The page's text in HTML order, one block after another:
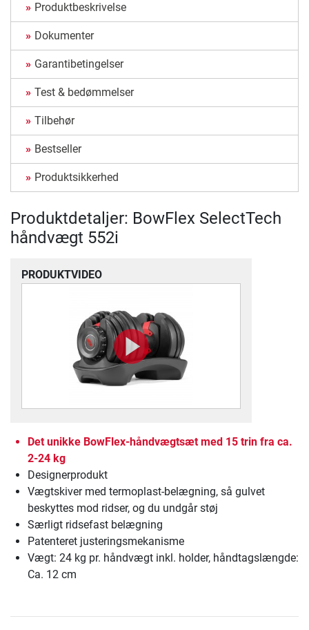
Produktbeskrivelse
Dokumenter
Garantibetingelser
Test & bedømmelser
Tilbehør
Bestseller
Produktsikkerhed
Produktdetaljer: BowFlex SelectTech
håndvægt 552i
PRODUKTVIDEO
Det unikke BowFlex-håndvægtsæt med 15 trin fra ca.
2-24 kg
Designerprodukt
Vægtskiver med termoplast-belægning, så gulvet
beskyttes mod ridser, og du undgår støj
Særligt ridsefast belægning
Patenteret justeringsmekanisme
Vægt: 24 kg pr. håndvægt inkl. holder, håndtagslængde:
Ca. 12 cm